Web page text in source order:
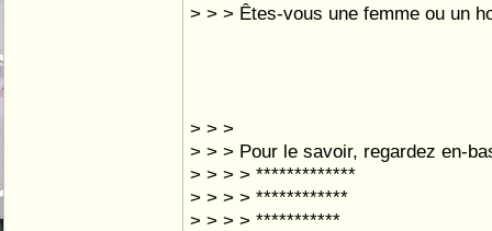
> > > Êtes-vous une femme ou un
> > >
> > > Pour le savoir, regardez en-
> > > > *************
> > > > ************
> > > > ***********